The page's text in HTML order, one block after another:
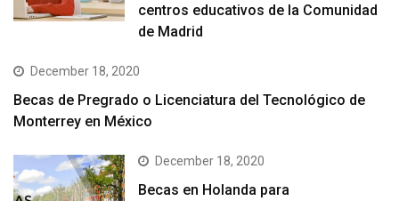
centros educativos de la Comunidad
de Madrid
December 18, 2020
Becas de Pregrado o Licenciatura del Tecnológico de
Monterrey en México
December 18, 2020
Becas en Holanda para